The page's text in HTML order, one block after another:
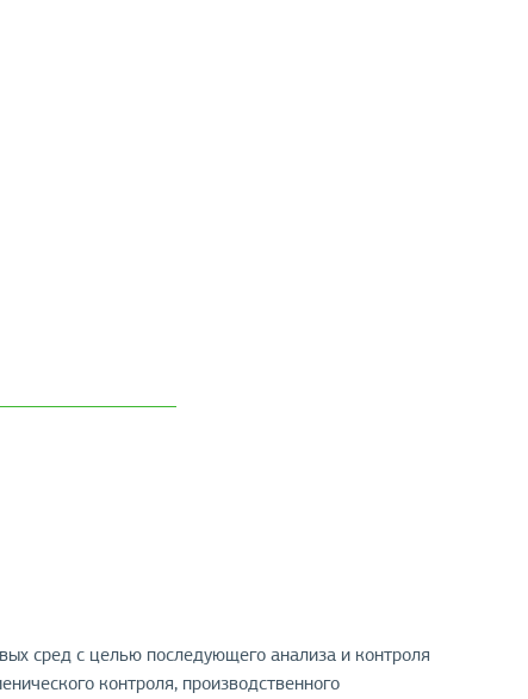
сред с целью последующего анализа и контроля
контроля, производственного